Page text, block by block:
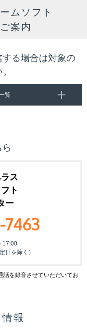
ムソフト
案内
る場合は対象の
覧
ス
ト
ー
7463
17:00
日を除く）
を録音させていただいてお
報